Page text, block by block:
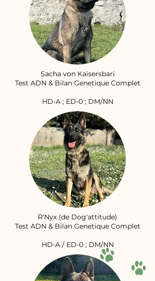
Sacha von Kaisersbari
Test ADN & Bilan Genetique Complet
HD-A ; ED-0 ; DM/NN
R'Nyx (de Dog'attitude)
Test ADN & Bilan Genetique Complet
HD-A / ED-0 ; DM/NN